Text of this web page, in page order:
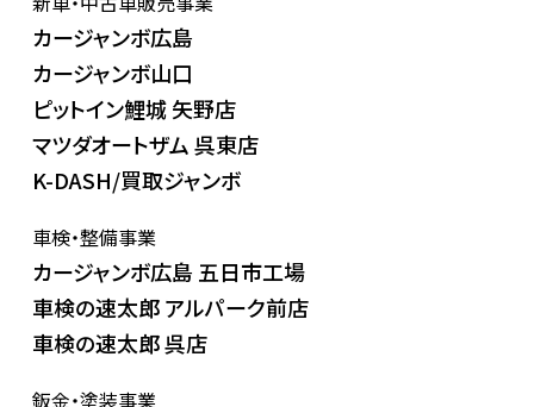
カージャンボ広島
カージャンボ山口
ピットイン鯉城 矢野店
マツダオートザム 呉東店
K-DASH/買取ジャンボ
車検・整備事業
カージャンボ広島 五日市工場
車検の速太郎 アルパーク前店
車検の速太郎 呉店
鈑金・塗装事業